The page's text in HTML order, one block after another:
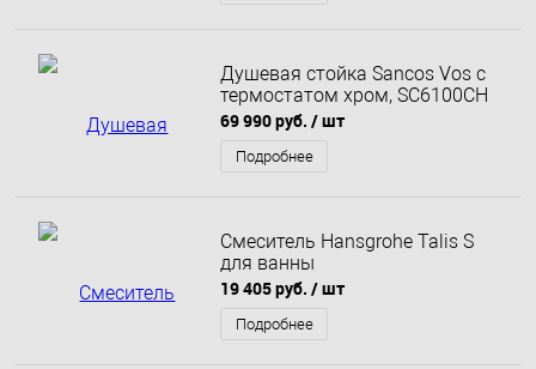
Душевая стойка Sancos Vos с
термостатом хром, SC6100CH
69 990 руб. / шт
Подробнее
Смеситель Hansgrohe Talis S
для ванны
19 405 руб. / шт
Подробнее